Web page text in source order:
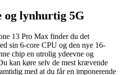
og lynhurtig 5G
13 Pro Max finder du det
sin 6-core CPU og den nye 16-
chip en utrolig ydeevne og
kan køre selv de mest krævende
med at du får en imponerende